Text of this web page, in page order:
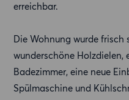
erreichbar.
Die Wohnung wurde frisch
wunderschöne Holzdielen,
Badezimmer, eine neue
Spülmaschine und